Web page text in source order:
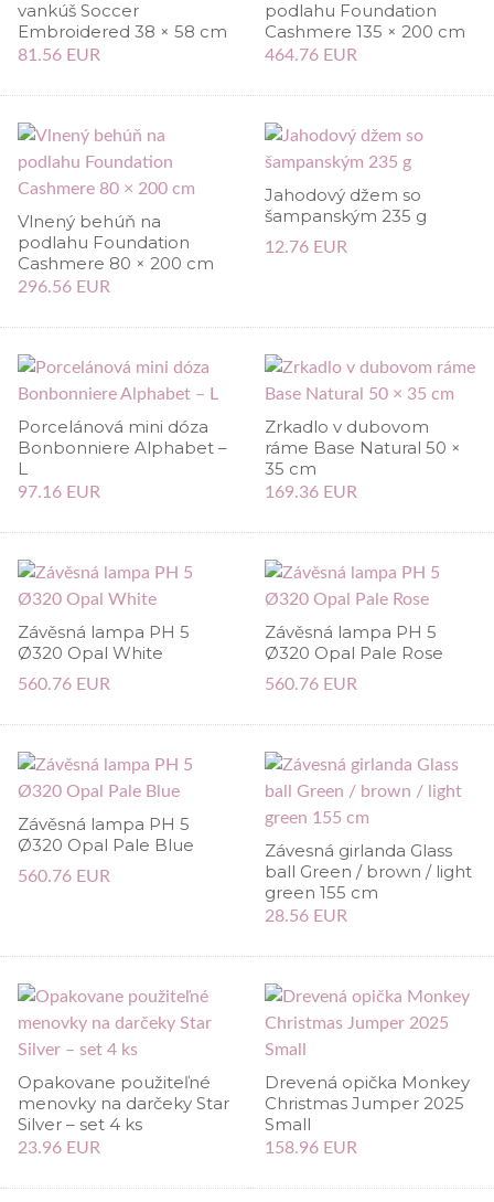
vankúš Soccer
Embroidered 38 × 58 cm
81.56 EUR
podlahu Foundation
Cashmere 135 × 200 cm
464.76 EUR
Vlnený behúň na
podlahu Foundation
Cashmere 80 × 200 cm
296.56 EUR
Jahodový džem so
šampanským 235 g
12.76 EUR
Porcelánová mini dóza
Bonbonniere Alphabet –
L
97.16 EUR
Zrkadlo v dubovom
ráme Base Natural 50 ×
35 cm
169.36 EUR
Závěsná lampa PH 5
Ø320 Opal White
560.76 EUR
Závěsná lampa PH 5
Ø320 Opal Pale Rose
560.76 EUR
Závěsná lampa PH 5
Ø320 Opal Pale Blue
560.76 EUR
Závesná girlanda Glass
ball Green / brown / light
green 155 cm
28.56 EUR
Opakovane použiteľné
menovky na darčeky Star
Silver – set 4 ks
23.96 EUR
Drevená opička Monkey
Christmas Jumper 2025
Small
158.96 EUR